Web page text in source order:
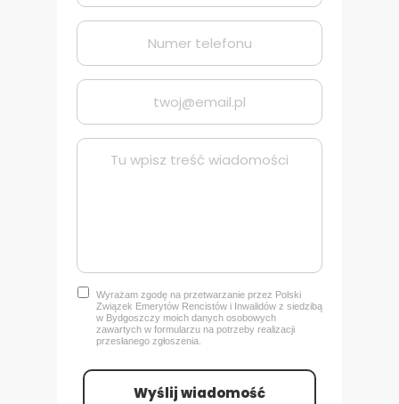
Wyrażam zgodę na przetwarzanie przez Polski
Związek Emerytów Rencistów i Inwalidów z siedzibą
w Bydgoszczy moich danych osobowych
zawartych w formularzu na potrzeby realizacji
przesłanego zgłoszenia.
Wyślij wiadomość